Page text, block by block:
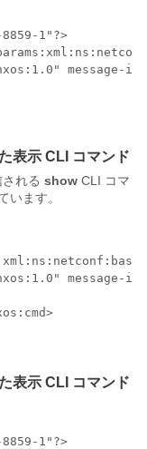
1"?>
message-
表示 CLI コマンド
れる show CLI コマ
います。
message-
表示 CLI コマンド
1"?>